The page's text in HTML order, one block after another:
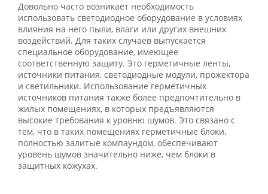
Довольно часто возникает необходимость
использовать светодиодное оборудование в условиях
влияния на него пыли, влаги или других внешних
воздействий. Для таких случаев выпускается
специальное оборудование, имеющее
соответственную защиту. Это герметичные ленты,
источники питания, светодиодные модули, прожектора
и светильники. Использование герметичных
источников питания также более предпочтительно в
жилых помещениях, в которых предъявляются
высокие требования к уровню шумов. Это связано с
тем, что в таких помещениях герметичные блоки,
полностью залитые компаундом, обеспечивают
уровень шумов значительно ниже, чем блоки в
защитных кожухах.